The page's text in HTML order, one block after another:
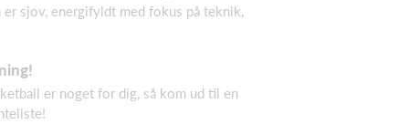
sjov, energifyldt med fokus på teknik,
er noget for dig, så kom ud til en